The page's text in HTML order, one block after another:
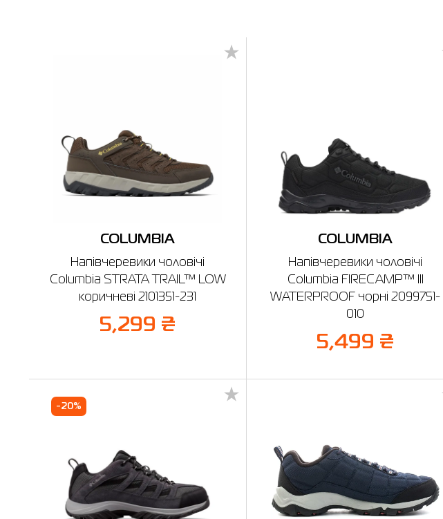
COLUMBIA
Напівчеревики чоловічі
Columbia STRATA TRAIL™ LOW
коричневі 2101351-231
5,299 ₴
COLUMBIA
Напівчеревики чоловічі
Columbia FIRECAMP™ III
WATERPROOF чорні 2099751-
010
5,499 ₴
-20%